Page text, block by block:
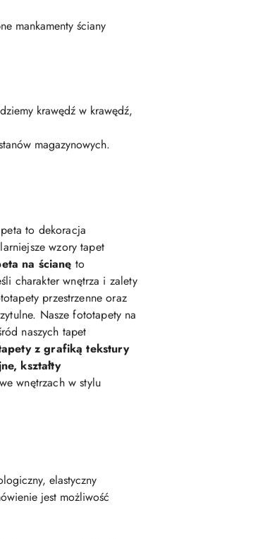
mankamenty ściany
krawędź w krawędź,
magazynowych.
to dekoracja
wzory tapet
na ścianę to
charakter wnętrza i zalety
przestrzenne oraz
Nasze fototapety na
naszych tapet
z grafiką tekstury
kształty
wnętrzach w stylu
elastyczny
jest możliwość